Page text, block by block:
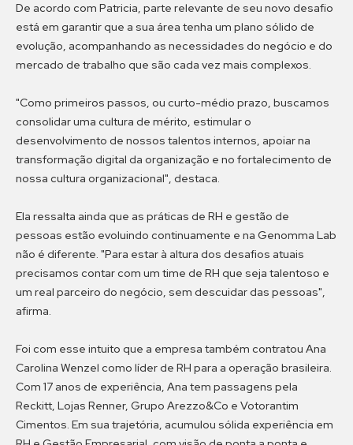
De acordo com Patricia, parte relevante de seu novo desafio
está em garantir que a sua área tenha um plano sólido de
evolução, acompanhando as necessidades do negócio e do
mercado de trabalho que são cada vez mais complexos.
"Como primeiros passos, ou curto-médio prazo, buscamos
consolidar uma cultura de mérito, estimular o
desenvolvimento de nossos talentos internos, apoiar na
transformação digital da organização e no fortalecimento de
nossa cultura organizacional", destaca.
Ela ressalta ainda que as práticas de RH e gestão de
pessoas estão evoluindo continuamente e na Genomma Lab
não é diferente. "Para estar à altura dos desafios atuais
precisamos contar com um time de RH que seja talentoso e
um real parceiro do negócio, sem descuidar das pessoas",
afirma.
Foi com esse intuito que a empresa também contratou Ana
Carolina Wenzel como líder de RH para a operação brasileira.
Com 17 anos de experiência, Ana tem passagens pela
Reckitt, Lojas Renner, Grupo Arezzo&Co e Votorantim
Cimentos. Em sua trajetória, acumulou sólida experiência em